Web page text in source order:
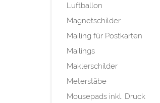
Luftballon
Magnetschilder
Mailing für Postkarten
Mailings
Maklerschilder
Meterstäbe
Mousepads inkl. Druck